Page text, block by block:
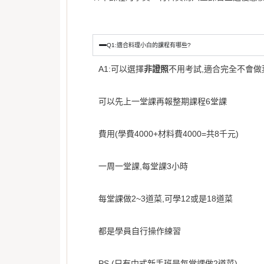
Q1:適合料理小白的課程有哪些?
A1:可以選擇非證照不用考試,適合完全不會做
可以先上一堂課再報整期課程6堂課
費用(學費4000+材料費4000=共8千元)
一周一堂課,每堂課3小時
每堂課做2~3道菜,可學12或是18道菜
都是學員自行操作練習